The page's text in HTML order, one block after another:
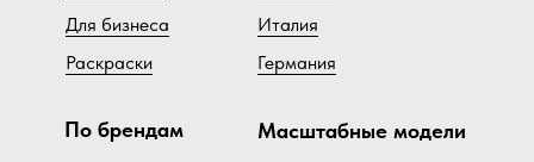
Для бизнеса
Раскраски
По брендам
Италия
Германия
Масштабные модели